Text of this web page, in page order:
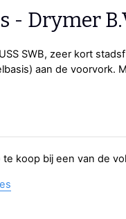
RSS
- Drymer
SWB, zeer kort
aan de voorvork.
koop bij een van de